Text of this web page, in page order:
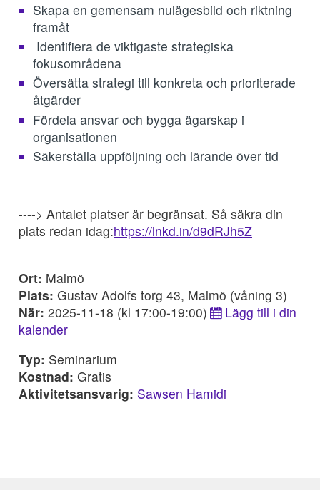
Skapa en gemensam nulägesbild och riktning
framåt
Identifiera de viktigaste strategiska
fokusområdena
Översätta strategi till konkreta och prioriterade
åtgärder
Fördela ansvar och bygga ägarskap i
organisationen
Säkerställa uppföljning och lärande över tid
----> Antalet platser är begränsat. Så säkra din
plats redan idag:https://lnkd.in/d9dRJh5Z
Ort: Malmö
Plats: Gustav Adolfs torg 43, Malmö (våning 3)
När: 2025-11-18 (kl 17:00-19:00)
Lägg till i din
kalender
Typ: Seminarium
Kostnad: Gratis
Aktivitetsansvarig: Sawsen Hamidi